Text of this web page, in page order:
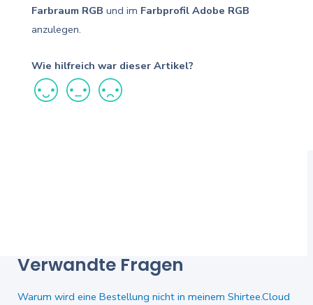
Farbraum RGB und im Farbprofil Adobe RGB
anzulegen.
Wie hilfreich war dieser Artikel?
Verwandte Fragen
Warum wird eine Bestellung nicht in meinem Shirtee.Cloud